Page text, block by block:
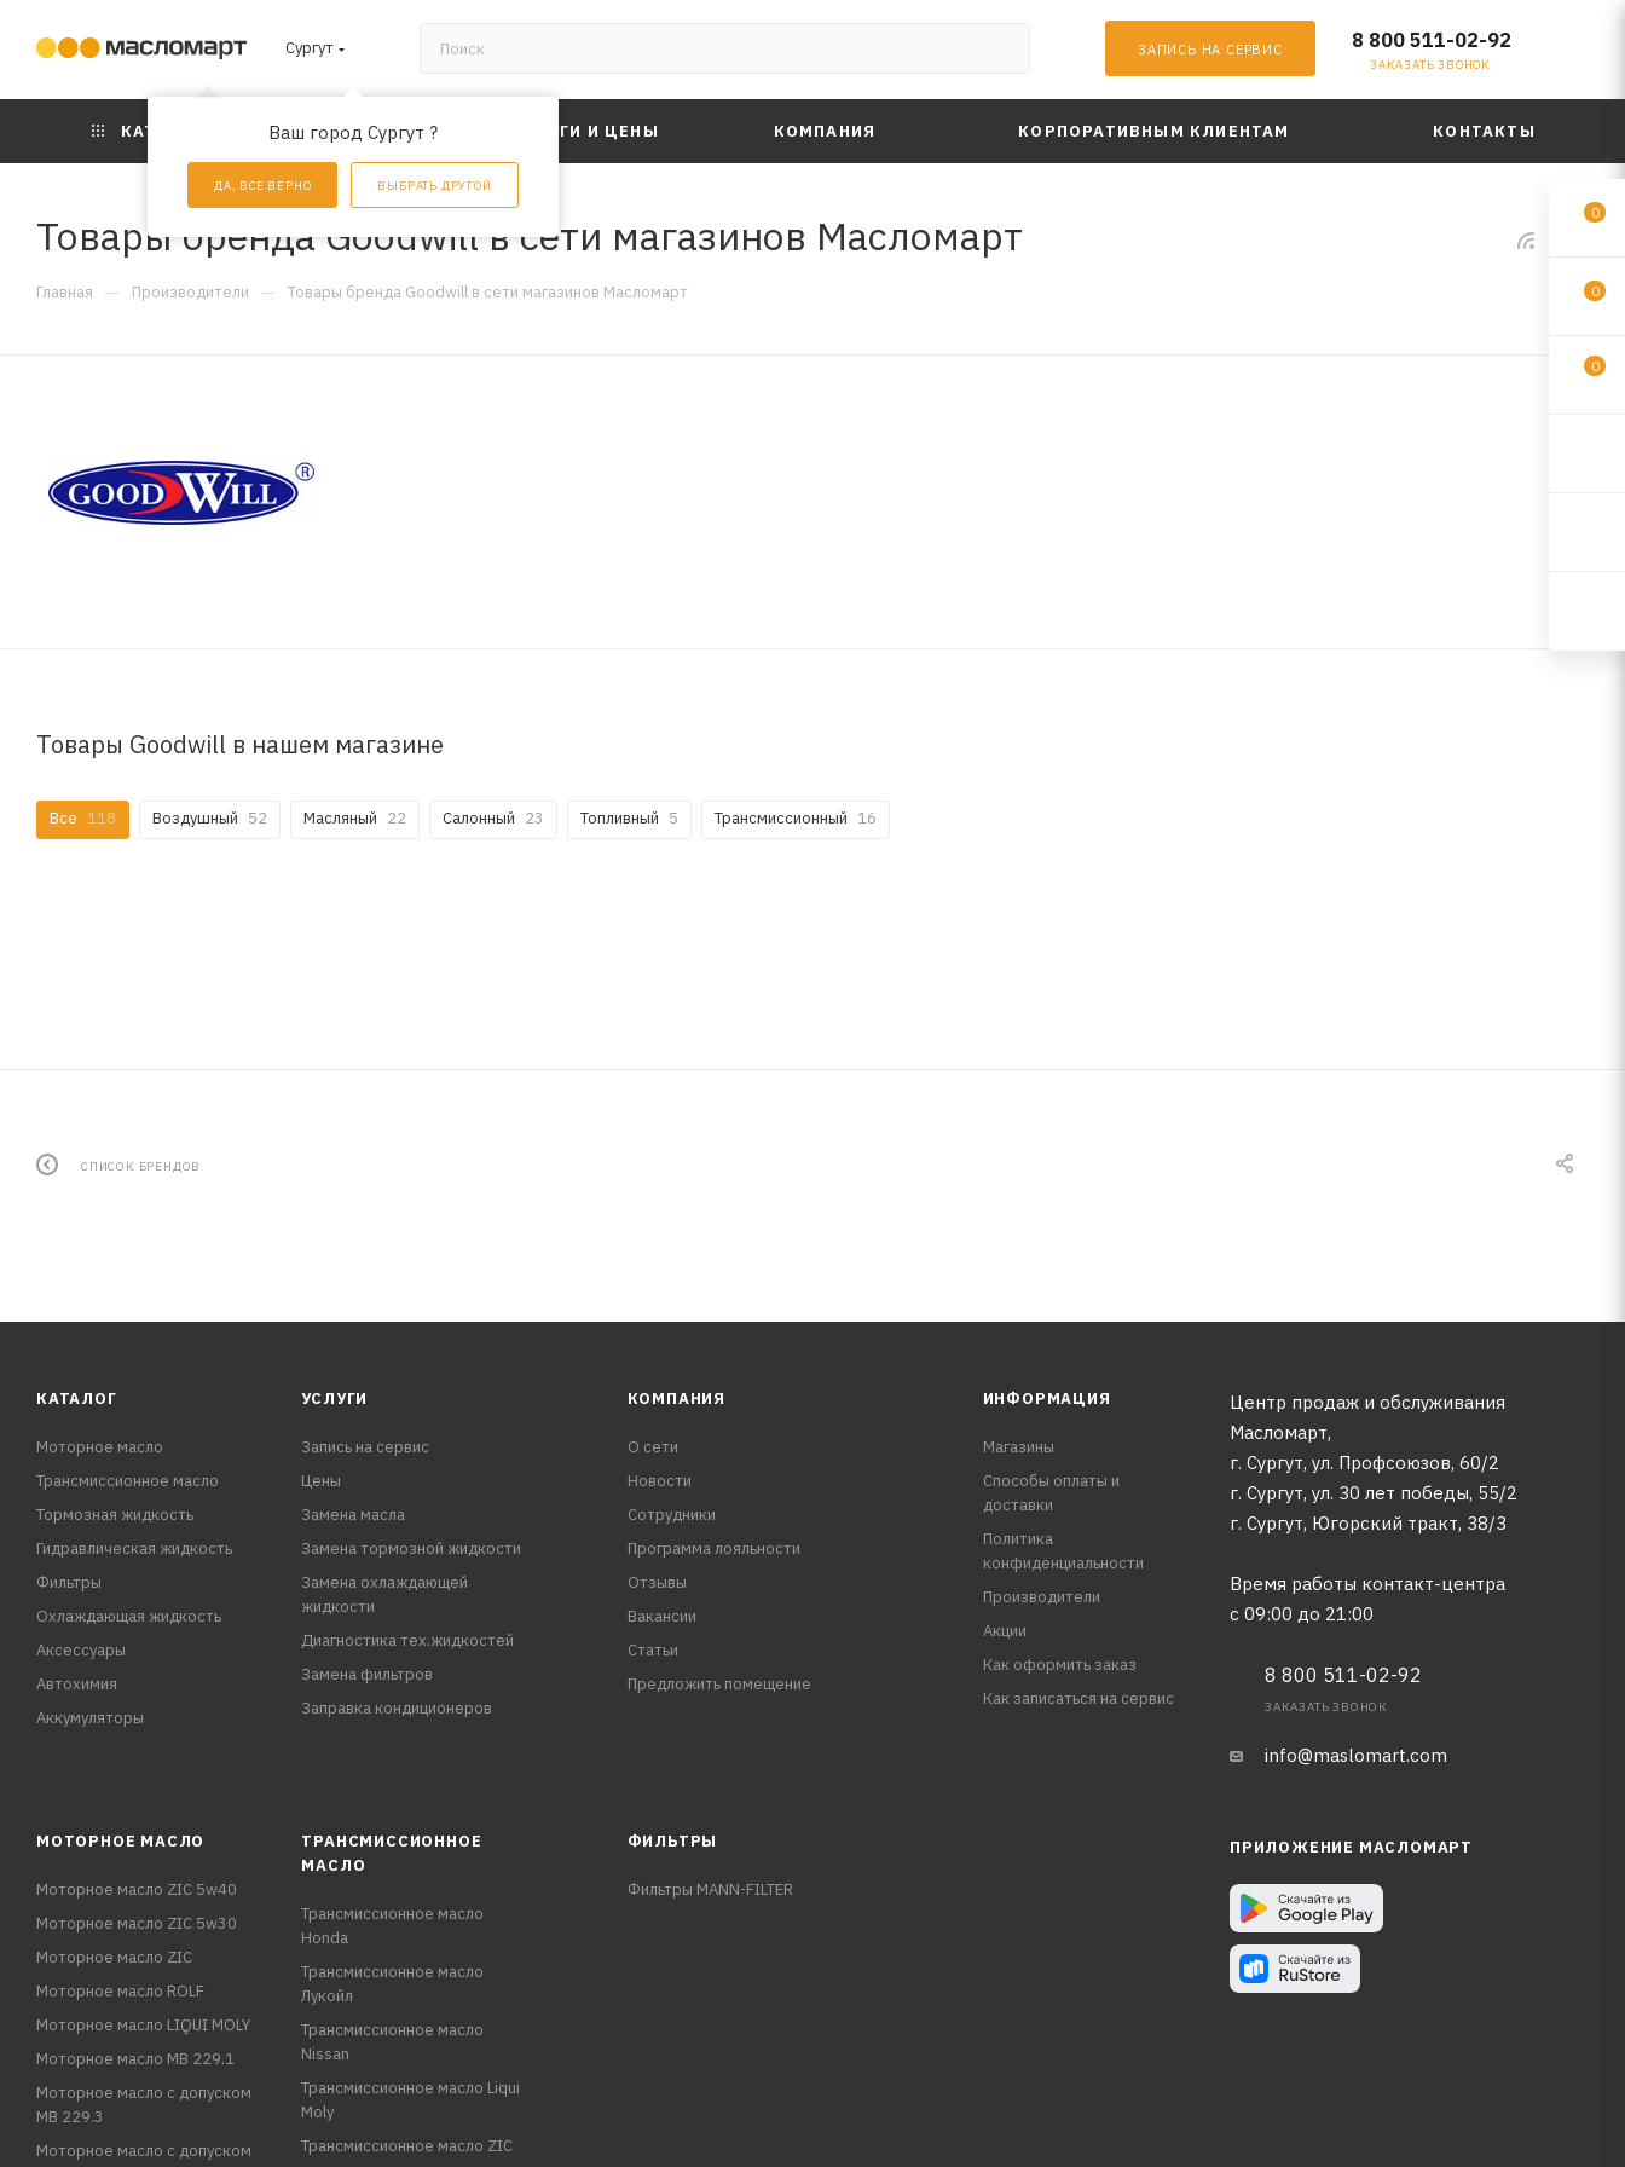
Сургут
Ваш город Сургут ?
ДА, ВСЕ ВЕРНО ВЫБРАТЬ ДРУГОЙ
ЗАПИСЬ НА СЕРВИС 8 800 511-02-92
ЗАКАЗАТЬ ЗВОНОК
КАТАЛОГ АКЦИИ УСЛУГИ И ЦЕНЫ КОМПАНИЯ КОРПОРАТИВНЫМ КЛИЕНТАМ КОНТАКТЫ
Товары бренда Goodwill в сети магазинов Масломарт
Главная — Производители — Товары бренда Goodwill в сети магазинов Масломарт
Товары Goodwill в нашем магазине
Все 118 Воздушный 52 Масляный 22 Салонный 23 Топливный 5 Трансмиссионный 16
СПИСОК БРЕНДОВ
КАТАЛОГ
Моторное масло
Трансмиссионное масло
Тормозная жидкость
Гидравлическая жидкость
Фильтры
Охлаждающая жидкость
Аксессуары
Автохимия
Аккумуляторы
УСЛУГИ
Запись на сервис
Цены
Замена масла
Замена тормозной жидкости
Замена охлаждающей
жидкости
Диагностика тех.жидкостей
Замена фильтров
Заправка кондиционеров
КОМПАНИЯ
О сети
Новости
Сотрудники
Программа лояльности
Отзывы
Вакансии
Статьи
Предложить помещение
ИНФОРМАЦИЯ
Магазины
Способы оплаты и
доставки
Политика
конфиденциальности
Производители
Акции
Как оформить заказ
Как записаться на сервис
Центр продаж и обслуживания
Масломарт,
г. Сургут, ул. Профсоюзов, 60/2
г. Сургут, ул. 30 лет победы, 55/2
г. Сургут, Югорский тракт, 38/3
Время работы контакт-центра
с 09:00 до 21:00
8 800 511-02-92
ЗАКАЗАТЬ ЗВОНОК
info@maslomart.com
МОТОРНОЕ МАСЛО
Моторное масло ZIC 5w40
Моторное масло ZIC 5w30
Моторное масло ZIC
Моторное масло ROLF
Моторное масло LIQUI MOLY
Моторное масло MB 229.1
Моторное масло с допуском
MB 229.3
Моторное масло с допуском
ТРАНСМИССИОННОЕ
МАСЛО
Трансмиссионное масло
Honda
Трансмиссионное масло
Лукойл
Трансмиссионное масло
Nissan
Трансмиссионное масло Liqui
Moly
Трансмиссионное масло ZIC
ФИЛЬТРЫ
Фильтры MANN-FILTER
ПРИЛОЖЕНИЕ МАСЛОМАРТ
0
0
0